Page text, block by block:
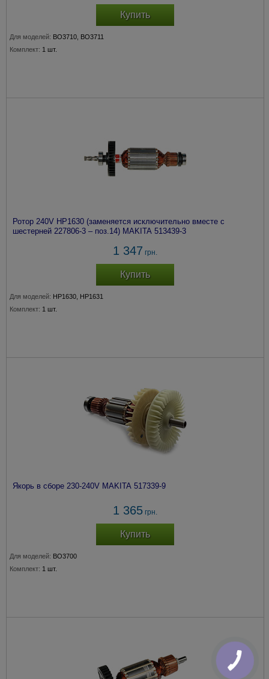
Купить
Для моделей: BO3710, BO3711
Комплект: 1 шт.
Ротор 240V HP1630 (заменяется исключительно вместе с
шестерней 227806-3 – поз.14) MAKITA 513439-3
1 347 грн.
Купить
Для моделей: HP1630, HP1631
Комплект: 1 шт.
Якорь в сборе 230-240V MAKITA 517339-9
1 365 грн.
Купить
Для моделей: BO3700
Комплект: 1 шт.